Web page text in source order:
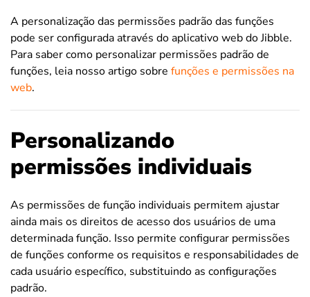
A personalização das permissões padrão das funções
pode ser configurada através do aplicativo web do Jibble.
Para saber como personalizar permissões padrão de
funções, leia nosso artigo sobre funções e permissões na
web.
Personalizando
permissões individuais
As permissões de função individuais permitem ajustar
ainda mais os direitos de acesso dos usuários de uma
determinada função. Isso permite configurar permissões
de funções conforme os requisitos e responsabilidades de
cada usuário específico, substituindo as configurações
padrão.